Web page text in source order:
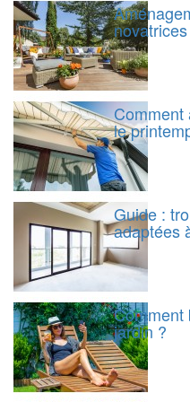
Comment
le
Guide :
adaptées
Comment
jardin ?